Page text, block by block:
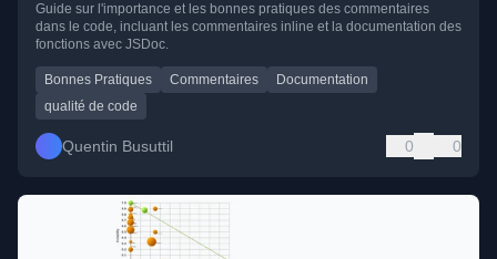
Guide sur l'importance et les bonnes pratiques des commentaires
dans le code, incluant les commentaires inline et la documentation des
fonctions avec JSDoc.
Bonnes Pratiques Commentaires
Documentation
qualité de code
Quentin Busuttil 0 0